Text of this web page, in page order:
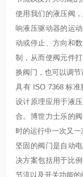
使用我们的液压阀
响液压驱动器的运
动或停止、方向和
制，从而使阀元件
换阀门，也可以调节
具有 ISO 7368 标
设计原理应用于液压
合。博世力士乐的
时的运行中一次又一
坚固的阀门是自动
决方案包括用于比
节流以及开关功能的